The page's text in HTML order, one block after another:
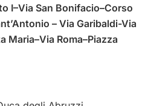
I–Via San Bonifacio–Corso
– Via Garibaldi-Via
Maria–Via Roma–Piazza